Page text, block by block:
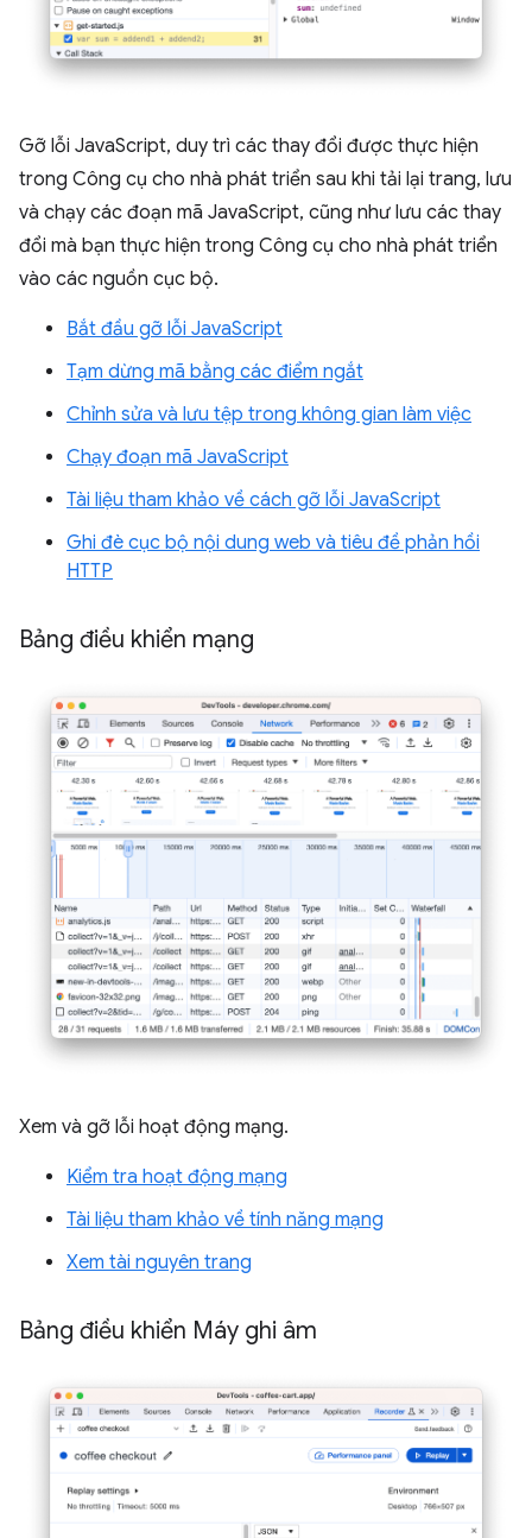
Gỡ lỗi JavaScript, duy trì các thay đổi được thực hiện
trong Công cụ cho nhà phát triển sau khi tải lại trang, lưu
và chạy các đoạn mã JavaScript, cũng như lưu các thay
đổi mà bạn thực hiện trong Công cụ cho nhà phát triển
vào các nguồn cục bộ.
Bắt đầu gỡ lỗi JavaScript
Tạm dừng mã bằng các điểm ngắt
Chỉnh sửa và lưu tệp trong không gian làm việc
Chạy đoạn mã JavaScript
Tài liệu tham khảo về cách gỡ lỗi JavaScript
Ghi đè cục bộ nội dung web và tiêu đề phản hồi
HTTP
Bảng điều khiển mạng
Xem và gỡ lỗi hoạt động mạng.
Kiểm tra hoạt động mạng
Tài liệu tham khảo về tính năng mạng
Xem tài nguyên trang
Bảng điều khiển Máy ghi âm